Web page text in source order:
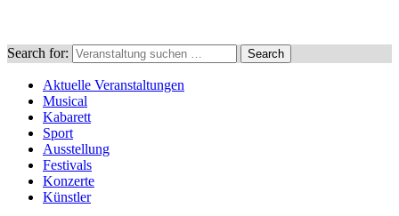
Search for: Search
Aktuelle Veranstaltungen
Musical
Kabarett
Sport
Ausstellung
Festivals
Konzerte
Künstler